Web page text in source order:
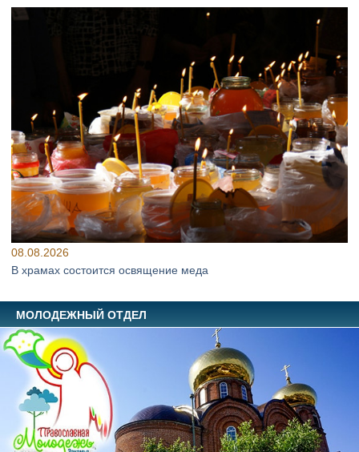
08.08.2026
В храмах состоится освящение меда
МОЛОДЕЖНЫЙ ОТДЕЛ